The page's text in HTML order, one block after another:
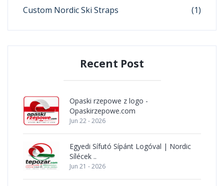
Custom Nordic Ski Straps
(1)
Recent Post
Opaski rzepowe z logo -
Opaskirzepowe.com
Jun 22 - 2026
Egyedi Sífutó Sípánt Logóval | Nordic
Sílécek ..
Jun 21 - 2026